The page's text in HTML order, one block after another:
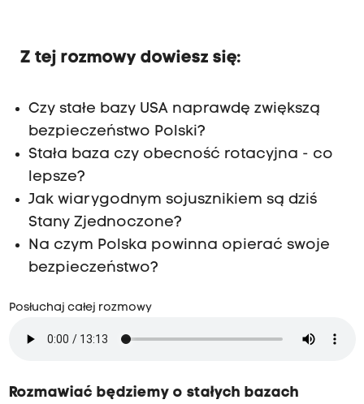
Z tej rozmowy dowiesz się:
Czy stałe bazy USA naprawdę zwiększą
bezpieczeństwo Polski?
Stała baza czy obecność rotacyjna - co
lepsze?
Jak wiarygodnym sojusznikiem są dziś
Stany Zjednoczone?
Na czym Polska powinna opierać swoje
bezpieczeństwo?
Posłuchaj całej rozmowy
Rozmawiać będziemy o stałych bazach